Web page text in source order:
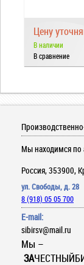
Цену
В наличии
В сравнение
Мы находимся по
Россия, 353900,
ул. Свободы, д. 28
8 (918) 05 05 700
E-mail:
sibirsv@mail.ru
Мы –
ЗА